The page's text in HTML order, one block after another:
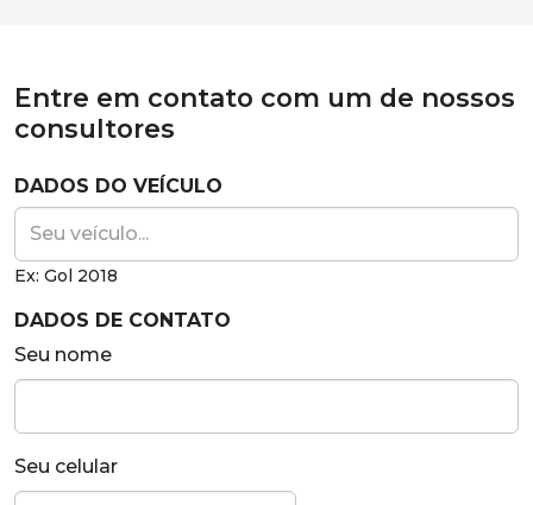
Entre em contato com um de nossos
consultores
DADOS DO VEÍCULO
Ex: Gol 2018
DADOS DE CONTATO
Seu nome
Seu celular